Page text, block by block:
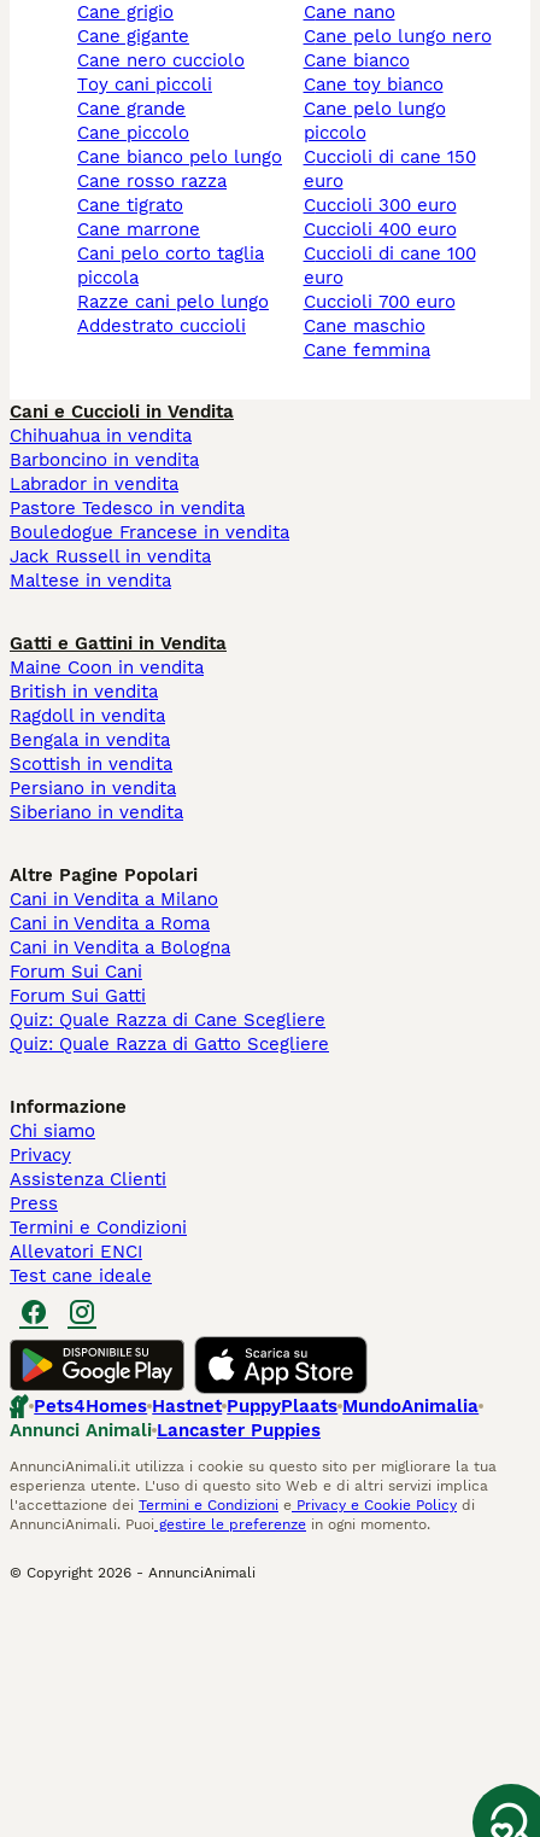
cane grigio
cane gigante
cane nero cucciolo
toy cani piccoli
cane grande
cane piccolo
cane bianco pelo lungo
cane rosso razza
cane tigrato
cane marrone
cani pelo corto taglia
piccola
razze cani pelo lungo
addestrato cuccioli
cane nano
cane pelo lungo nero
cane bianco
cane toy bianco
cane pelo lungo
piccolo
cuccioli di cane 150
euro
cuccioli 300 euro
cuccioli 400 euro
cuccioli di cane 100
euro
cuccioli 700 euro
cane maschio
cane femmina
Cani e Cuccioli in Vendita
Chihuahua in vendita
Barboncino in vendita
Labrador in vendita
Pastore Tedesco in vendita
Bouledogue Francese in vendita
Jack Russell in vendita
Maltese in vendita
Gatti e Gattini in Vendita
Maine Coon in vendita
British in vendita
Ragdoll in vendita
Bengala in vendita
Scottish in vendita
Persiano in vendita
Siberiano in vendita
Altre Pagine Popolari
Cani in Vendita a Milano
Cani in Vendita a Roma
Cani in Vendita a Bologna
Forum Sui Cani
Forum Sui Gatti
Quiz: Quale Razza di Cane Scegliere
Quiz: Quale Razza di Gatto Scegliere
Informazione
Chi siamo
Privacy
Assistenza Clienti
Press
Termini e Condizioni
Allevatori ENCI
Test cane ideale
Pets4Homes Hastnet PuppyPlaats MundoAnimalia
Annunci Animali Lancaster Puppies
AnnunciAnimali.it utilizza i cookie su questo sito per migliorare la tua
esperienza utente. L'uso di questo sito Web e di altri servizi implica
l'accettazione dei Termini e Condizioni e Privacy e Cookie Policy di
AnnunciAnimali. Puoi gestire le preferenze in ogni momento.
© Copyright 2026 - AnnunciAnimali